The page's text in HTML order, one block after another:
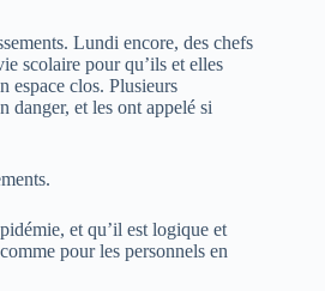
Lundi encore, des chefs
scolaire pour qu’ils et elles
espace clos. Plusieurs
danger, et les ont appelé si
et qu’il est logique et
pour les personnels en